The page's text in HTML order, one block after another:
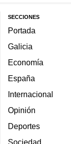
SECCIONES
Portada
Galicia
Economía
España
Internacional
Opinión
Deportes
Sociedad